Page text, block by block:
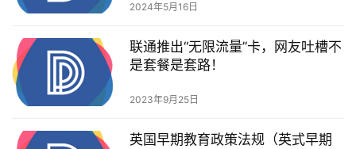
2024年5月16日
联通推出“无限流量”卡，网友吐槽不
是套餐是套路！
2023年9月25日
英国早期教育政策法规（英式早期